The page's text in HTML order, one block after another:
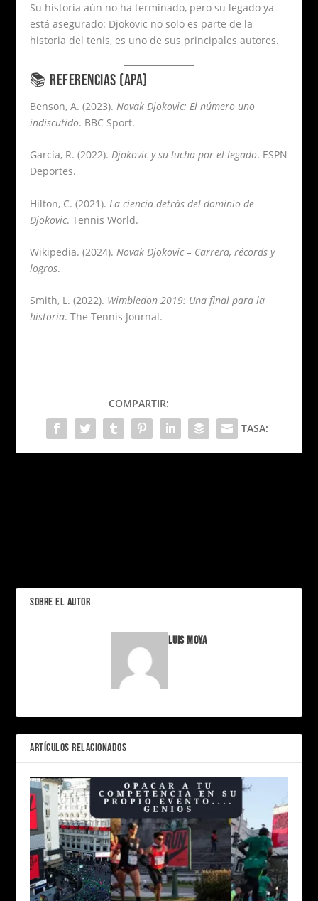
Su historia aún no ha terminado, pero su legado ya
está asegurado: Djokovic no solo es parte de la
historia del tenis, es uno de sus principales autores.
📚 REFERENCIAS (APA)
Benson, A. (2023). Novak Djokovic: El número uno
indiscutido. BBC Sport.
García, R. (2022).Djokovic y su lucha por el legado. ESPN
Deportes.
Hilton, C. (2021). La ciencia detrás del dominio de
Djokovic. Tennis World.
Wikipedia. (2024).Novak Djokovic – Carrera, récords y
logros.
Smith, L. (2022). Wimbledon 2019: Una final para la
historia. The Tennis Journal.
COMPARTIR:
TASA:
SOBRE EL AUTOR
Luis Moya
ARTÍCULOS RELACIONADOS